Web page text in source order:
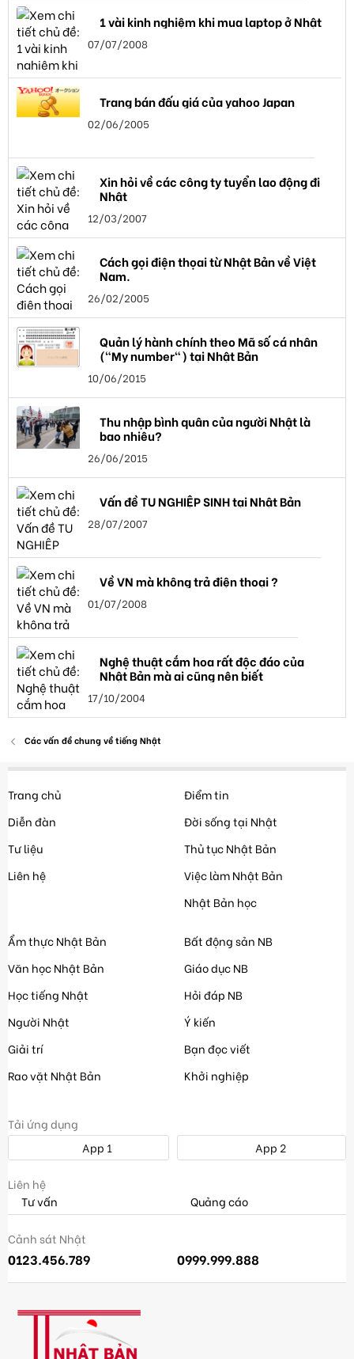
1 vài kinh nghiệm khi mua laptop ở Nhật
07/07/2008
Trang bán đấu giá của yahoo Japan
02/06/2005
Xin hỏi về các công ty tuyển lao động đi
Nhật
12/03/2007
Cách gọi điện thọai từ Nhật Bản về Việt
Nam.
26/02/2005
Quản lý hành chính theo Mã số cá nhân
("My number") tại Nhật Bản
10/06/2015
Thu nhập bình quân của người Nhật là
bao nhiêu?
26/06/2015
Vấn đề TU NGHIỆP SINH tại Nhật Bản
28/07/2007
Về VN mà không trả điện thoại ?
01/07/2008
Nghệ thuật cắm hoa rất độc đáo của
Nhật Bản mà ai cũng nên biết
17/10/2004
Các vấn đề chung về tiếng Nhật
Trang chủ
Diễn đàn
Tư liệu
Liên hệ
Điểm tin
Đời sống tại Nhật
Thủ tục Nhật Bản
Việc làm Nhật Bản
Nhật Bản học
Ẩm thực Nhật Bản
Văn học Nhật Bản
Học tiếng Nhật
Người Nhật
Giải trí
Rao vặt Nhật Bản
Bất động sản NB
Giáo dục NB
Hỏi đáp NB
Ý kiến
Bạn đọc viết
Khởi nghiệp
Tải ứng dụng
App 1
App 2
Liên hệ
Tư vấn
Quảng cáo
Cảnh sát Nhật
0123.456.789 0999.999.888